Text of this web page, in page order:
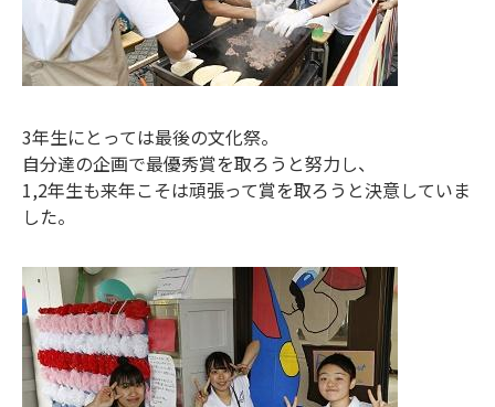
3年生にとっては最後の文化祭。
自分達の企画で最優秀賞を取ろうと努力し、
1,2年生も来年こそは頑張って賞を取ろうと決意していま
した。